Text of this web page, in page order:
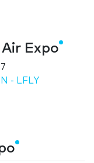
Expo
- LFLY